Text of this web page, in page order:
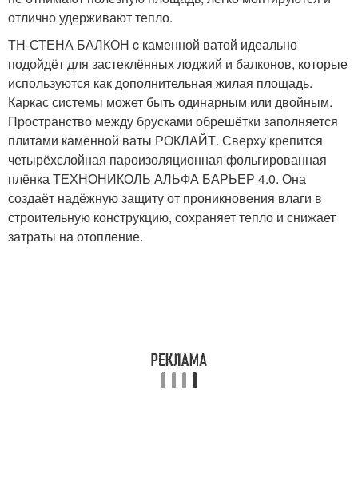
отлично удерживают тепло.
ТН-СТЕНА БАЛКОН c каменной ватой идеально
подойдёт для застеклённых лоджий и балконов, которые
используются как дополнительная жилая площадь.
Каркас системы может быть одинарным или двойным.
Пространство между брусками обрешётки заполняется
плитами каменной ваты РОКЛАЙТ. Сверху крепится
четырёхслойная пароизоляционная фольгированная
плёнка ТЕХНОНИКОЛЬ АЛЬФА БАРЬЕР 4.0. Она
создаёт надёжную защиту от проникновения влаги в
строительную конструкцию, сохраняет тепло и снижает
затраты на отопление.